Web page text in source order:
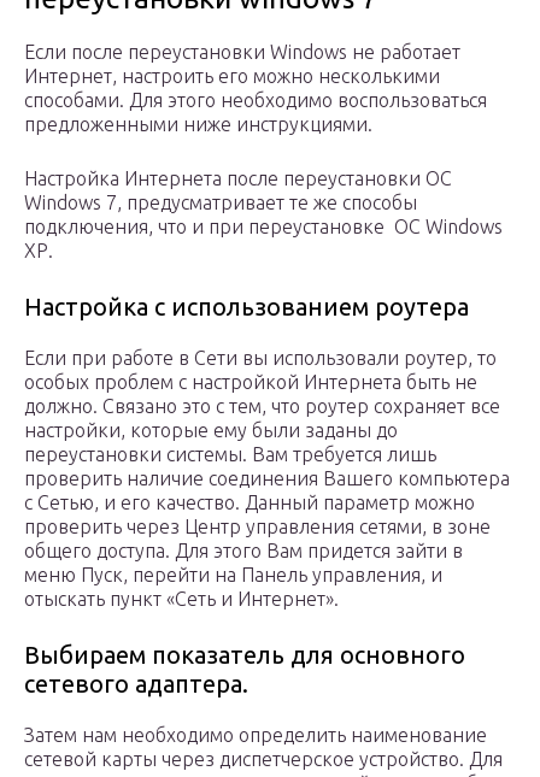
Если после переустановки Windows не работает
Интернет, настроить его можно несколькими
способами. Для этого необходимо воспользоваться
предложенными ниже инструкциями.
Настройка Интернета после переустановки ОС
Windows 7, предусматривает те же способы
подключения, что и при переустановке ОС Windows
ХР.
Настройка с использованием роутера
Если при работе в Сети вы использовали роутер, то
особых проблем с настройкой Интернета быть не
должно. Связано это с тем, что роутер сохраняет все
настройки, которые ему были заданы до
переустановки системы. Вам требуется лишь
проверить наличие соединения Вашего компьютера
с Сетью, и его качество. Данный параметр можно
проверить через Центр управления сетями, в зоне
общего доступа. Для этого Вам придется зайти в
меню Пуск, перейти на Панель управления, и
отыскать пункт «Сеть и Интернет».
Выбираем показатель для основного
сетевого адаптера.
Затем нам необходимо определить наименование
сетевой карты через диспетчерское устройство. Для